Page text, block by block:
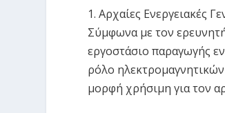
1. Αρχαίες Ενεργειακές
Σύμφωνα με τον
εργοστάσιο παραγωγής
ρόλο
μορφή χρήσιμη για τον